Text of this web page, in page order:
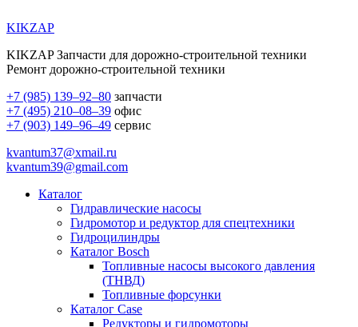
KIKZAP
KIKZAP Запчасти для дорожно-строительной техники
Ремонт дорожно-строительной техники
+7 (985) 139–92–80 запчасти
+7 (495) 210–08–39 офис
+7 (903) 149–96–49 сервис
kvantum37@xmail.ru
kvantum39@gmail.com
Каталог
Гидравлические насосы
Гидромотор и редуктор для спецтехники
Гидроцилиндры
Каталог Bosch
Топливные насосы высокого давления
(ТНВД)
Топливные форсунки
Каталог Case
Редукторы и гидромоторы